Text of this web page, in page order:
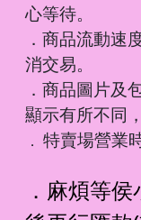
心等待。
．商品流動速
消交易。
．商品圖片及
顯示有所不同
． 特賣場營業
．麻煩等